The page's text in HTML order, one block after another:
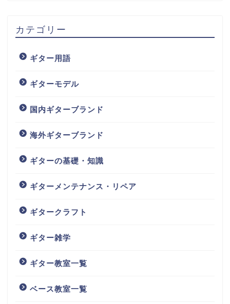
カテゴリー
ギター用語
ギターモデル
国内ギターブランド
海外ギターブランド
ギターの基礎・知識
ギターメンテナンス・リペア
ギタークラフト
ギター雑学
ギター教室一覧
ベース教室一覧